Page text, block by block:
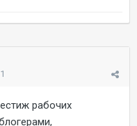
рабочих